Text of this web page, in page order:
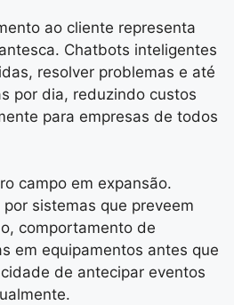
ao cliente representa
Chatbots inteligentes
resolver problemas e até
por dia, reduzindo custos
para empresas de todos
campo em expansão.
sistemas que preveem
comportamento de
em equipamentos antes que
de antecipar eventos